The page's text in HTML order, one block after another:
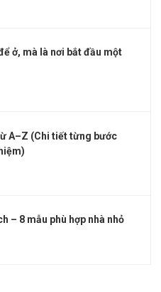
ở, mà là nơi bắt đầu một
A–Z (Chi tiết từng bước
– 8 mẫu phù hợp nhà nhỏ